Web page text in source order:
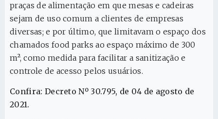
praças de alimentação em que mesas e cadeiras
sejam de uso comum a clientes de empresas
diversas; e por último, que limitavam o espaço dos
chamados food parks ao espaço máximo de 300
m², como medida para facilitar a sanitização e
controle de acesso pelos usuários.
Confira: Decreto Nº 30.795, de 04 de agosto de
2021.